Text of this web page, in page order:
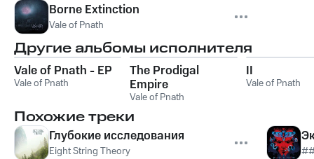
Borne Extinction
Vale of Pnath
Другие альбомы исполнителя
Vale of Pnath - EP
Vale of Pnath
The Prodigal
Empire
Vale of Pnath
II
Vale of Pnath
Похожие треки
Глубокие исследования
Eight String Theory